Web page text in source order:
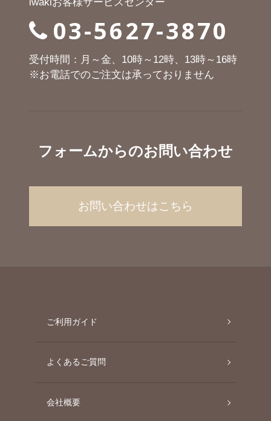
03-5627-3870
受付時間：月～金、10時～12時、13時～16時
※お電話でのご注文は承っておりません
フォームからのお問い合わせ
お問い合わせはこちら
ご利用ガイド
よくあるご質問
会社概要